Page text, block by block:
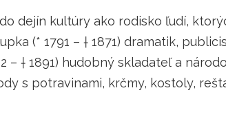
dejín kultúry ako rodisko ľudí,
(* 1791 – † 1871) dramatik,
– † 1891) hudobný skladateľ a
s potravinami, krčmy, kostoly,